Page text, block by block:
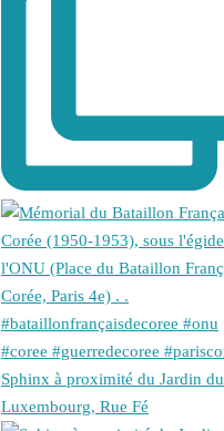
Sphinx à proximité du Jardin du
Luxembourg, Rue Fé